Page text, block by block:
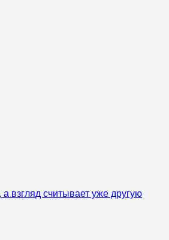
взгляд считывает уже другую